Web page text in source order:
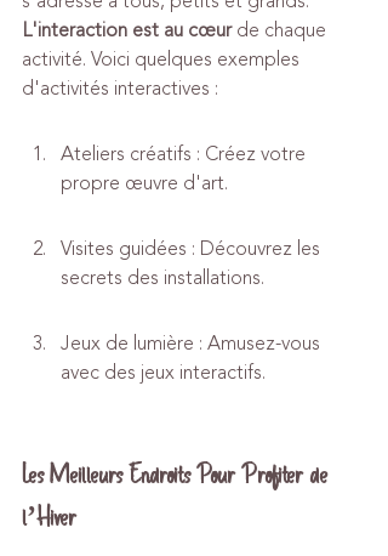
L'interaction est au cœur de chaque
activité. Voici quelques exemples
d'activités interactives :
Ateliers créatifs : Créez votre
propre œuvre d'art.
Visites guidées : Découvrez les
secrets des installations.
Jeux de lumière : Amusez-vous
avec des jeux interactifs.
Les Meilleurs Endroits Pour Profiter de
l’Hiver